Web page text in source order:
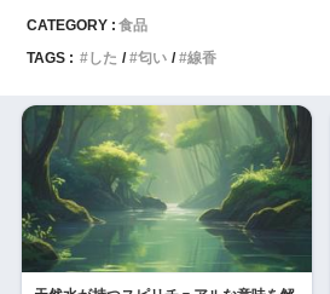
CATEGORY : 食品
TAGS :
した 匂い 線香